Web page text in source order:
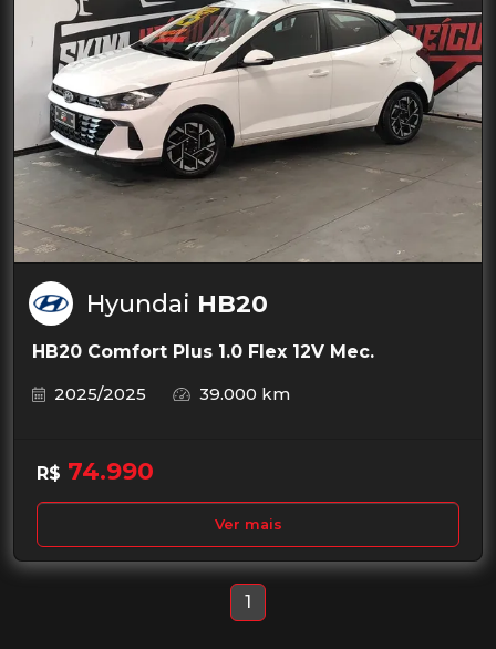
Hyundai HB20
HB20 Comfort Plus 1.0 Flex 12V Mec.
2025/2025
39.000 km
R$ 74.990
Ver mais
1